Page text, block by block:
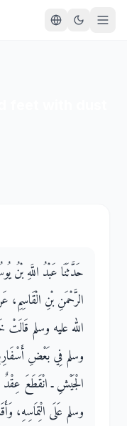
حَدَّثَنَا عَبْدُ اللَّهِ
الرَّحْمَنِ بْنِ
الله عليه وسلم
وسلم فِي بَعْضِ
الْجَيْشِ ـ انْقَطَعَ عِقْدٌ
وسلم عَلَى الْتِمَاسِهِ،